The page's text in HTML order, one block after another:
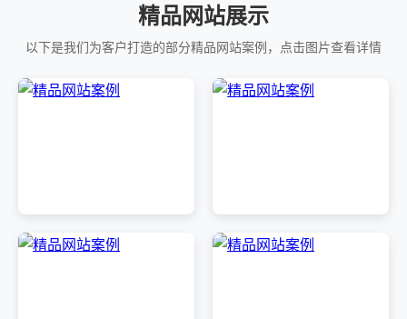
精品网站展示
以下是我们为客户打造的部分精品网站案例，点击图片查看详情